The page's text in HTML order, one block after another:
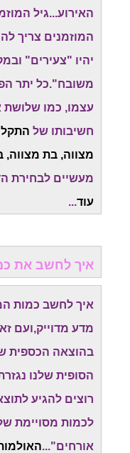
האירוע...גיל
יהיו "צעירים"
משובח".כל יתר
עצמו, כמו
חשיבותו של
מצווה, בת מצווה,
מעשיים לבחירת
עוד...
איך לחשב את
איך לחשב כמות
מדע מדוייק,ועם
בהוצאה הכספית
הסופית שלנו
רוצים להגיע
לכמות מסויימת
אורחים"...